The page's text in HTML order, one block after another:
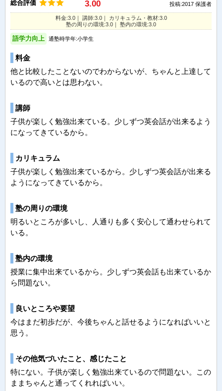
総合評価 3.00 投稿:2017 保護者
料金:3.0｜ 講師:3.0｜ カリキュラム・教材:3.0
塾の周りの環境:3.0｜ 塾内の環境:3.0
語学力向上 通塾時学年:小学生
料金
他と比較したことないのでわからないが、ちゃんと上達して
いるので高いとは思わない。
講師
子供が楽しく勉強出来ている。少しずつ英会話が出来るよう
になってきているから。
カリキュラム
子供が楽しく勉強出来ているから。少しずつ英会話が出来る
ようになってきているから。
塾の周りの環境
明るいところが多いし、人通りも多く安心して通わせられて
いる。
塾内の環境
授業に集中出来ているから。少しずつ英会話も出来ているか
ら問題ない。
良いところや要望
今はまだ初歩だが、今後ちゃんと話せるようになればいいと
思う。
その他気づいたこと、感じたこと
特にない。子供が楽しく勉強出来ているので問題ない。この
ままちゃんと通ってくれればいい。